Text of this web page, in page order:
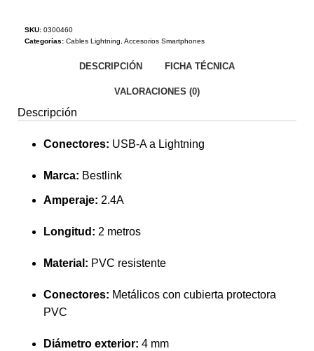
SKU: 0300460
Categorías: Cables Lightning Accesorios Smartphones
DESCRIPCIÓN FICHA TÉCNICA
VALORACIONES (0)
Descripción
Conectores: USB-A a Lightning
Marca: Bestlink
Amperaje: 2.4A
Longitud: 2 metros
Material: PVC resistente
Conectores: Metálicos con cubierta protectora
PVC
Diámetro exterior: 4 mm